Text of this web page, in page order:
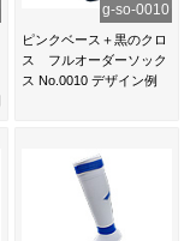
g-so-0010
ピンクベース＋黒のクロ
ス フルオーダーソック
ス No.0010 デザイン例